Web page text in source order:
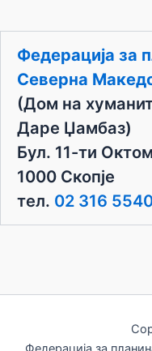
i
Федерација за
Северна
(Дом на
Даре Џамбаз)
Бул. 11-ти
1000 Скопје
тел. 02 316